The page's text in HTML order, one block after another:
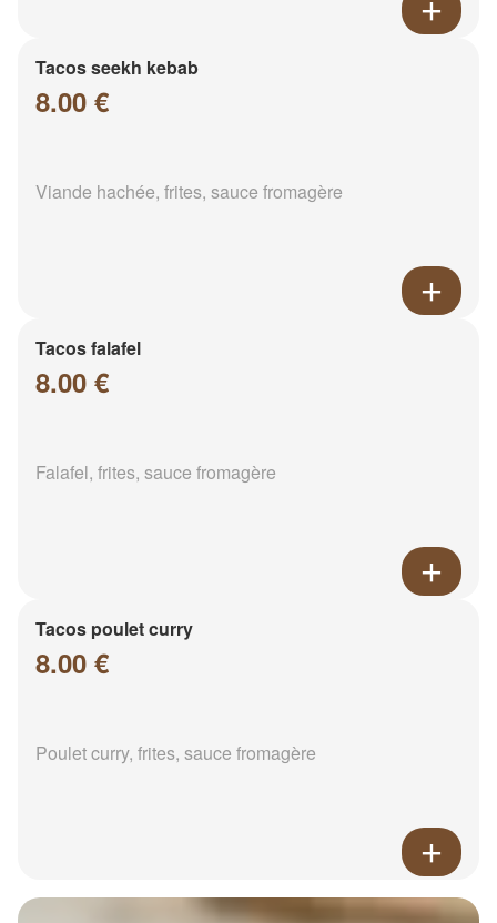
Tacos seekh kebab
8.00 €
Viande hachée, frites, sauce fromagère
Tacos falafel
8.00 €
Falafel, frites, sauce fromagère
Tacos poulet curry
8.00 €
Poulet curry, frites, sauce fromagère